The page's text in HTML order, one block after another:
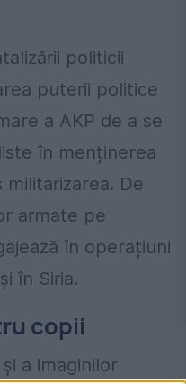
politicii
puterii politice
a AKP de a se
în menținerea
De
armate pe
în operațiuni
în Siria.
copii
a imaginilor